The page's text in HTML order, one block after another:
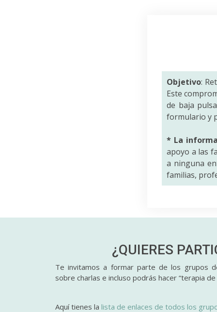
Objetivo:
Este
de baja
formulario y
* La
apoyo a las
a ninguna
familias,
¿QUIERES
Te invitamos a formar parte de los grupos
sobre charlas e incluso podrás hacer “terapia de
Aquí tienes lalista de enlaces de todos los